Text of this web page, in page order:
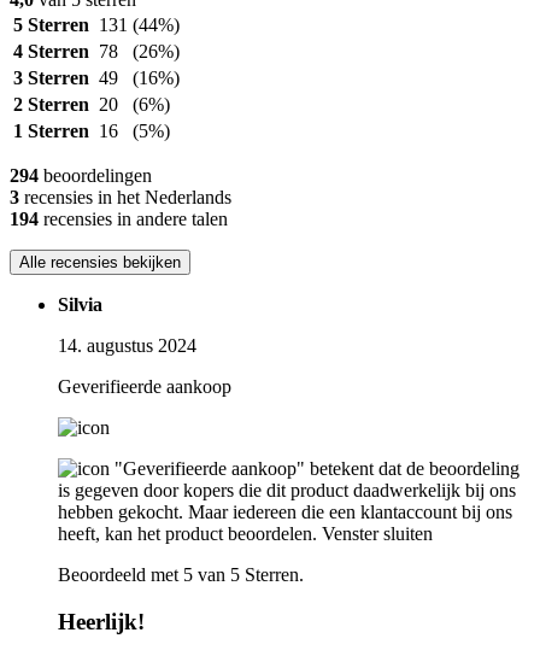
5 Sterren 131 (44%)
4 Sterren 78
(26%)
3 Sterren 49
(16%)
2 Sterren 20
(6%)
1 Sterren 16 (5%)
294 beoordelingen
3 recensies in het Nederlands
194 recensies in andere talen
Alle recensies bekijken
Silvia
14. augustus 2024
Geverifieerde aankoop
"Geverifieerde aankoop" betekent dat de beoordeling
is gegeven door kopers die dit product daadwerkelijk bij ons
hebben gekocht. Maar iedereen die een klantaccount bij ons
heeft, kan het product beoordelen. Venster sluiten
Beoordeeld met 5 van 5 Sterren.
Heerlijk!